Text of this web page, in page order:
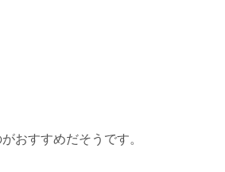
おすすめだそうです。